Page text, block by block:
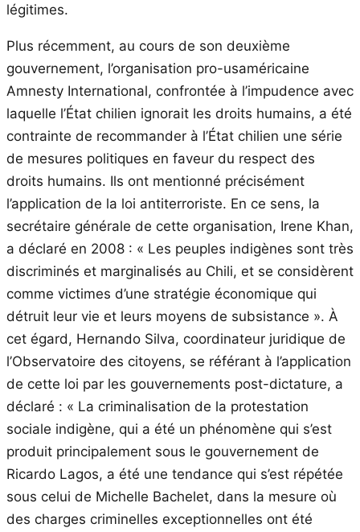
légitimes.
Plus récemment, au cours de son deuxième
gouvernement, l’organisation pro-usaméricaine
Amnesty International, confrontée à l’impudence avec
laquelle l’État chilien ignorait les droits humains, a été
contrainte de recommander à l’État chilien une série
de mesures politiques en faveur du respect des
droits humains. Ils ont mentionné précisément
l’application de la loi antiterroriste. En ce sens, la
secrétaire générale de cette organisation, Irene Khan,
a déclaré en 2008 : « Les peuples indigènes sont très
discriminés et marginalisés au Chili, et se considèrent
comme victimes d’une stratégie économique qui
détruit leur vie et leurs moyens de subsistance ». À
cet égard, Hernando Silva, coordinateur juridique de
l’Observatoire des citoyens, se référant à l’application
de cette loi par les gouvernements post-dictature, a
déclaré : « La criminalisation de la protestation
sociale indigène, qui a été un phénomène qui s’est
produit principalement sous le gouvernement de
Ricardo Lagos, a été une tendance qui s’est répétée
sous celui de Michelle Bachelet, dans la mesure où
des charges criminelles exceptionnelles ont été